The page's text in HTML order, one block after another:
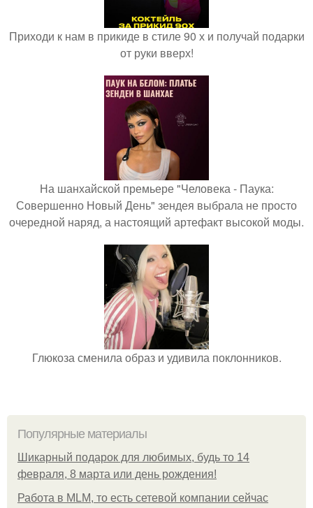
Приходи к нам в прикиде в стиле 90 х и получай подарки
от руки вверх!
На шанхайской премьере "Человека - Паука:
Совершенно Новый День" зендея выбрала не просто
очередной наряд, а настоящий артефакт высокой моды.
Глюкоза сменила образ и удивила поклонников.
Популярные материалы
Шикарный подарок для любимых, будь то 14
февраля, 8 марта или день рождения!
Работа в MLM, то есть сетевой компании сейчас